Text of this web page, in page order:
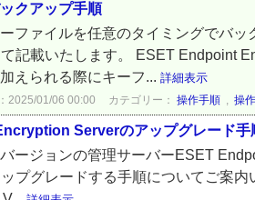
クアップ手順
ファイルを任意のタイミングでバ
て記載いたします。 ESET Endpoint
えられる際にキーフ... 詳細表示
2025/01/06 00:00 カテゴリー： 操作手順 , 操
Serverのアップグレード手
ージョンの管理サーバーESET
プグレードする手順についてご案